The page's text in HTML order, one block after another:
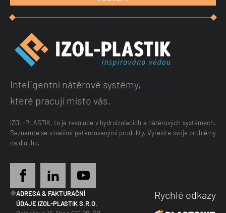
Inteligentní nátěrové systémy,
které pracují místo vás.
IZOL-PLASTIK, to je revoluce v hydroizolacích a nátěrových systémech.
Seznamte se s našimi patentovanými produkty. Vyřešíte svoje problémy
na dlouho.
ADRESA & FAKTURAČNÍ
ÚDAJE IZOL-PLASTIK S.R.O.
Rychlé odkazy